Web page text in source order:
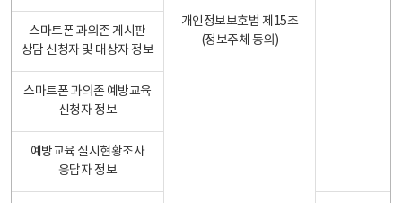
개인정보보호법 제15조
(정보주체 동의)
스마트폰 과의존 게시판
상담 신청자 및 대상자 정보
스마트폰 과의존 예방교육
신청자 정보
예방교육 실시현황조사
응답자 정보